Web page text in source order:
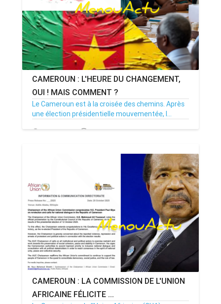
CAMEROUN : L'HEURE DU CHANGEMENT,
OUI ! MAIS COMMENT ?
Le Cameroun est à la croisée des chemins. Après
une élection présidentielle mouvementée, l...
31/10/25 Par MenouActu 0
CAMEROUN : LA COMMISSION DE L'UNION
AFRICAINE FÉLICITE ...